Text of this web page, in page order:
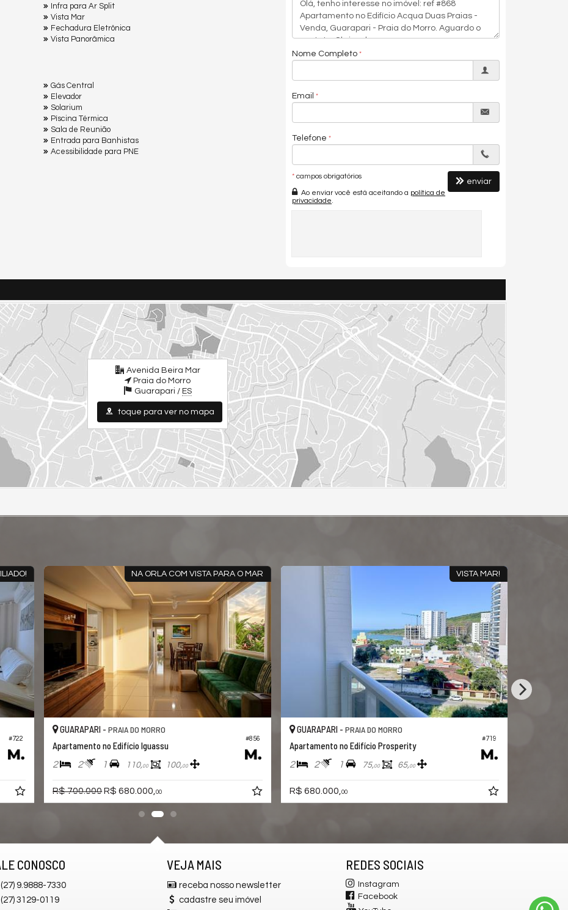
Infra para Ar Split
Vista Mar
Fechadura Eletrônica
Vista Panorâmica
Gás Central
Elevador
Solarium
Pìscina Térmica
Sala de Reunião
Entrada para Banhistas
Acessibilidade para PNE
Nome Completo
Email
Telefone
* campos obrigatórios
Ao enviar você está aceitando a política de
privacidade
enviar
Avenida Beira Mar
Praia do Morro
Guarapari / ES
toque para ver no mapa
#740
ACEIRA PARCELAMENTO DIRETO
#728
GUARAPARI -PRAIA DO MORRO
Apartamento no Edifício Ana Lice
2 3 1 121, 00 111,00
R$ 690.000,00
FINAMENTE MOBILIADO!
#508
GUARAPARI -PRAIA DO MORRO
Apartamento no Edifício Crisretelli
2 2 1 92, 00 82, 00
R$ 690.000,
CONOSCO
(27)9.9888-7330
(27)3129-0119
VEJA MAIS
receba nosso newsletter
cadastre seu imóvel
REDES SOCIAIS
Instagram
Facebook